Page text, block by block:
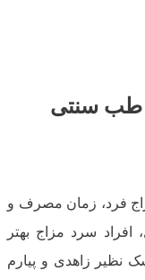
طب سنتی
فرد، زمان مصرف و
سرد مزاج بهتر
زاهدی و پیارم